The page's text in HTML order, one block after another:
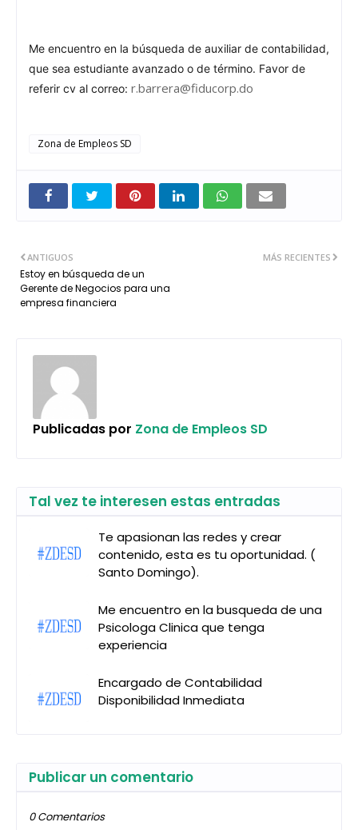
Me encuentro en la búsqueda de auxiliar de contabilidad,
que sea estudiante avanzado o de término. Favor de
referir cv al correo: r.barrera@fiducorp.do
Zona de Empleos SD
MÁS RECIENTES
ANTIGUOS
Estoy en búsqueda de un
Gerente de Negocios para una
empresa financiera
Publicadas por Zona de Empleos SD
Tal vez te interesen estas entradas
Te apasionan las redes y crear
contenido, esta es tu oportunidad. (
Santo Domingo).
Me encuentro en la busqueda de una
Psicologa Clinica que tenga
experiencia
Encargado de Contabilidad
Disponibilidad Inmediata
Publicar un comentario
0 Comentarios